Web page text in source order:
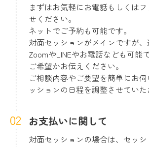
まずはお気軽にお電話もしくは
せください。
ネットでご予約も可能です。
対面セッションがメインですが、
ZoomやLINEやお電話なども可能
ご希望かお伝えください。
ご相談内容やご要望を簡単にお
ッションの日程を調整させていた
お支払いに関して
対面セッションの場合は、セッ